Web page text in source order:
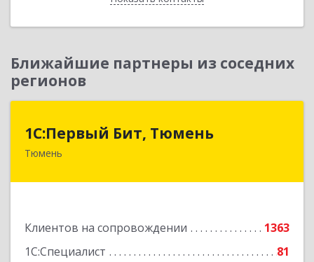
Ближайшие партнеры из соседних
регионов
1С:Первый Бит, Тюмень
Тюмень
Клиентов на сопровождении
1363
1С:Специалист
81
1С:Первый Бит, Тюмень
625000, Тюменская обл, Тюмень г, Республики